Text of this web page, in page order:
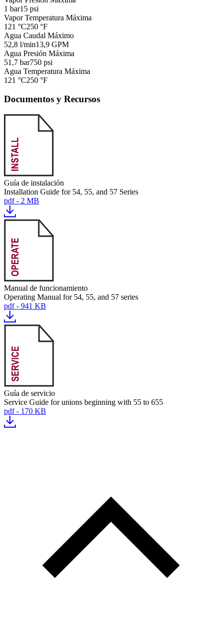
1 bar15 psi
Vapor Temperatura Máxima
121 °C250 °F
Agua Caudal Máximo
52,8 l/min13,9 GPM
Agua Presión Máxima
51,7 bar750 psi
Agua Temperatura Máxima
121 °C250 °F
Documentos y Recursos
Guía de instalación
Installation Guide for 54, 55, and 57 Series
pdf - 2 MB
Manual de funcionamiento
Operating Manual for 54, 55, and 57 series
pdf - 941 KB
Guía de servicio
Service Guide for unions beginning with 55 to 655
pdf - 170 KB